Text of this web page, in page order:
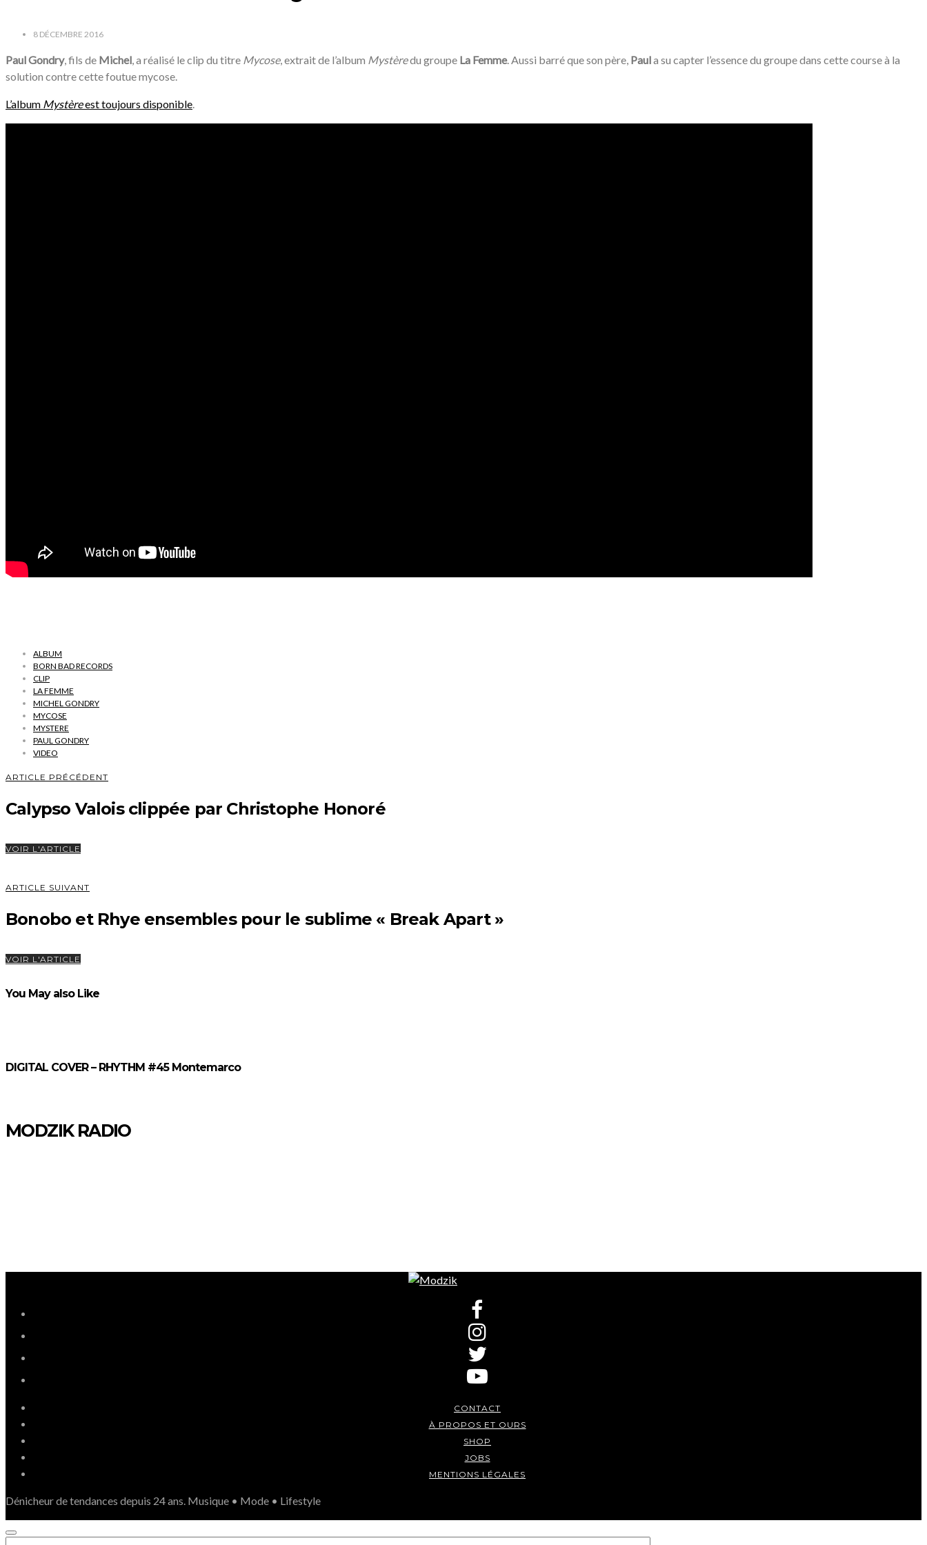
8 DÉCEMBRE 2016
Paul Gondry, fils de Michel, a réalisé le clip du titre Mycose, extrait de l’album Mystèredu groupe La Femme. Aussi barré que son père, Paula su capter l’essence du groupe dans cette course à la
solution contre cette foutue mycose.
L’album Mystèreest toujours disponible.
ALBUM
BORN BAD RECORDS
CLIP
LA FEMME
MICHEL GONDRY
MYCOSE
MYSTERE
PAUL GONDRY
VIDEO
ARTICLE PRÉCÉDENT
Calypso Valois clippée par Christophe Honoré
VOIR L'ARTICLE
ARTICLE SUIVANT
Bonobo et Rhye ensembles pour le sublime « Break Apart »
VOIR L'ARTICLE
You May also Like
DIGITAL COVER – RHYTHM #45 Montemarco
MODZIK RADIO
CONTACT
À PROPOS ET OURS
SHOP
JOBS
MENTIONS LÉGALES
Dénicheur de tendances depuis 24 ans. Musique • Mode • Lifestyle